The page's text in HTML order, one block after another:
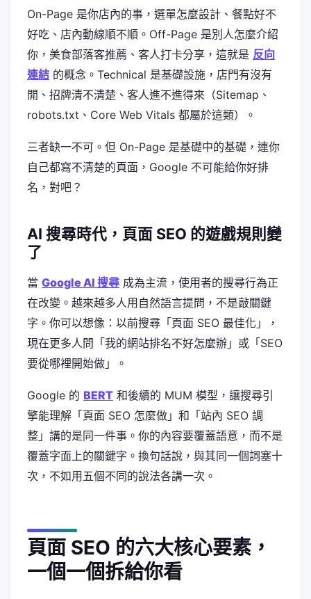
On-Page 是你店內的事，選單怎麼設計、餐點好不
好吃、店內動線順不順。Off-Page 是別人怎麼介紹
你，美食部落客推薦、客人打卡分享，這就是 反向
連結 的概念。Technical 是基礎設施，店門有沒有
開、招牌清不清楚、客人進不進得來（Sitemap、
robots.txt、Core Web Vitals 都屬於這類）。
三者缺一不可。但 On-Page 是基礎中的基礎，連你
自己都寫不清楚的頁面，Google 不可能給你好排
名，對吧？
AI 搜尋時代，頁面 SEO 的遊戲規則變
了
當 Google AI 搜尋 成為主流，使用者的搜尋行為正
在改變。越來越多人用自然語言提問，不是敲關鍵
字。你可以想像：以前搜尋「頁面 SEO 最佳化」，
現在更多人問「我的網站排名不好怎麼辦」或「SEO
要從哪裡開始做」。
Google 的 BERT 和後續的 MUM 模型，讓搜尋引
擎能理解「頁面 SEO 怎麼做」和「站內 SEO 調
整」講的是同一件事。你的內容要覆蓋語意，而不是
覆蓋字面上的關鍵字。換句話說，與其同一個詞塞十
次，不如用五個不同的說法各講一次。
頁面 SEO 的六大核心要素，
一個一個拆給你看